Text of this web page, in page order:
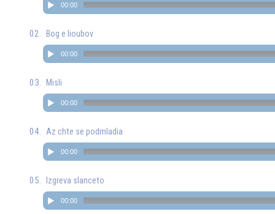
00:00
Bog e lioubov
00:00
Misli
00:00
Az chte se podmladia
00:00
Izgreva slanceto
00:00